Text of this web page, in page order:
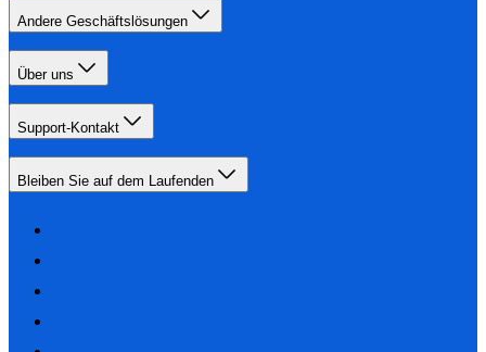
Andere Geschäftslösungen
Über uns
Support-Kontakt
Bleiben Sie auf dem Laufenden